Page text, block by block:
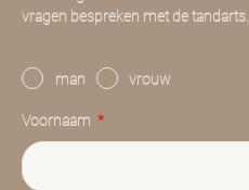
vragen bespreken met de tandarts.
man vrouw
Voornaam